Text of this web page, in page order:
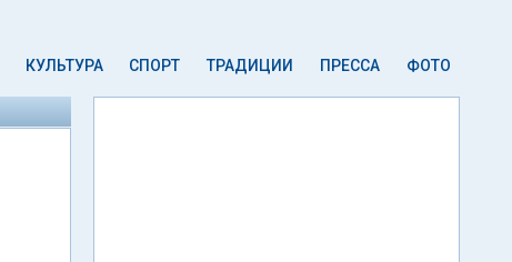
КУЛЬТУРА СПОРТ ТРАДИЦИИ ПРЕССА ФОТО